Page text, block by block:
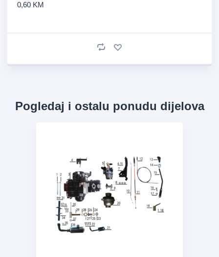
0,60 KM
Pogledaj i ostalu ponudu dijelova